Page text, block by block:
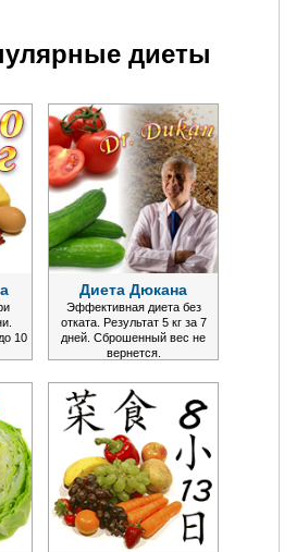
диеты
10
Диета Дюкана
Эффективная диета без
отката. Результат 5 кг за 7
дней. Сброшенный вес не
вернется.